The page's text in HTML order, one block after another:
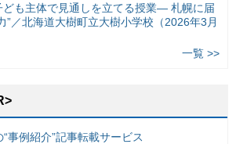
ども主体で見通しを立てる授業— 札幌に届
”／北海道大樹町立大樹小学校（2026年3月
一覧 >>
事例紹介”記事転載サービス